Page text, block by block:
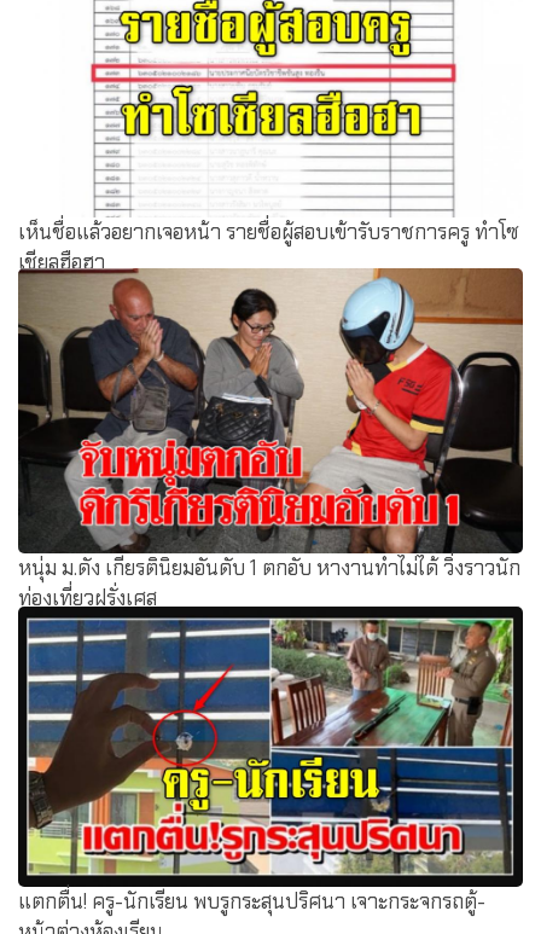
เห็นชื่อแล้วอยากเจอหน้า รายชื่อผู้สอบเข้ารับราชการครู ทำโซ
เชียลฮือฮา
หนุ่ม ม.ดัง เกียรตินิยมอันดับ 1 ตกอับ หางานทำไม่ได้ วิ่งราวนัก
ท่องเที่ยวฝรั่งเศส
แตกตื่น! ครู-นักเรียน พบรูกระสุนปริศนา เจาะกระจกรถตู้-